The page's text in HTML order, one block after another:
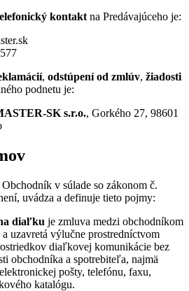
kontakt na Predávajúceho je:
, odstúpení od zmlúv, žiadosti
podnetu je:
SK s.r.o., Gorkého 27, 98601
v súlade so zákonom č.
uvádza a definuje tieto pojmy:
diaľku je zmluva medzi obchodníkom
uzavretá výlučne prostredníctvom
diaľkovej komunikácie bez
obchodníka a spotrebiteľa, najmä
pošty, telefónu, faxu,
katalógu.